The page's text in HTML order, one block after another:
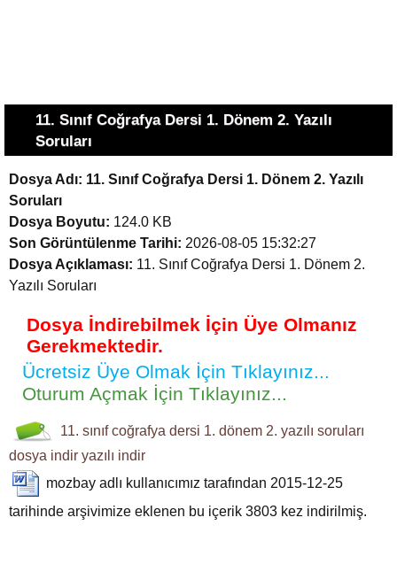
11. Sınıf Coğrafya Dersi 1. Dönem 2. Yazılı
Soruları
Dosya Adı: 11. Sınıf Coğrafya Dersi 1. Dönem 2. Yazılı
Soruları
Dosya Boyutu: 124.0 KB
Son Görüntülenme Tarihi: 2026-08-05 15:32:27
Dosya Açıklaması: 11. Sınıf Coğrafya Dersi 1. Dönem 2.
Yazılı Soruları
Dosya İndirebilmek İçin Üye Olmanız
Gerekmektedir.
Ücretsiz Üye Olmak İçin Tıklayınız...
Oturum Açmak İçin Tıklayınız...
11. sınıf coğrafya dersi 1. dönem 2. yazılı soruları
dosya indir yazılı indir
mozbay adlı kullanıcımız tarafından 2015-12-25
tarihinde arşivimize eklenen bu içerik 3803 kez indirilmiş.